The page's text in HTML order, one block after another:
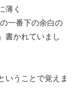
薄く
一番下の余白の
書かれていまし
いうことで覚えま